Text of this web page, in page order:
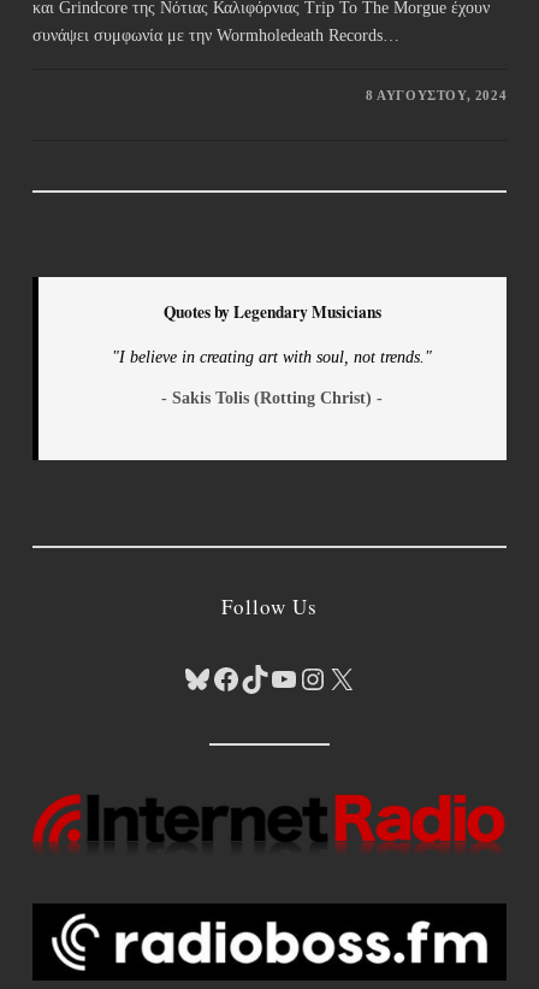
και Grindcore της Νότιας Καλιφόρνιας Trip To The Morgue έχουν
συνάψει συμφωνία με την Wormholedeath Records…
8 ΑΥΓΟΎΣΤΟΥ, 2024
Quotes by Legendary Musicians
"I believe in creating art with soul, not trends."
- Sakis Tolis (Rotting Christ) -
Follow Us